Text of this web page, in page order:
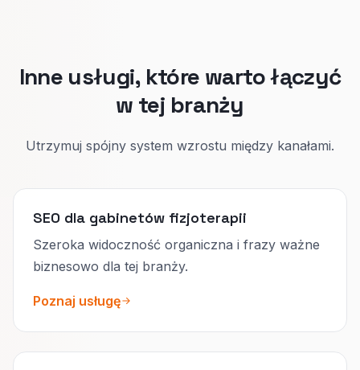
Inne usługi, które warto łączyć
w tej branży
Utrzymuj spójny system wzrostu między kanałami.
SEO dla gabinetów fizjoterapii
Szeroka widoczność organiczna i frazy ważne
biznesowo dla tej branży.
Poznaj usługę